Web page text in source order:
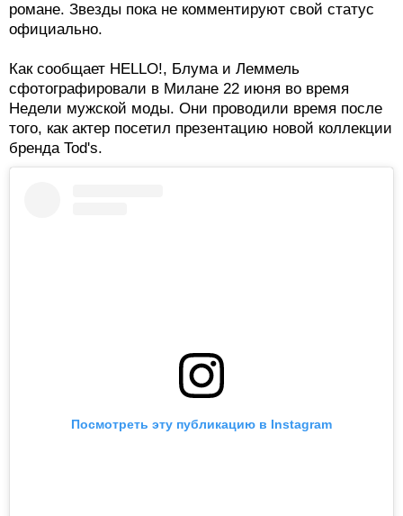
романе. Звезды пока не комментируют свой статус
официально.
Как сообщает HELLO!, Блума и Леммель
сфотографировали в Милане 22 июня во время
Недели мужской моды. Они проводили время после
того, как актер посетил презентацию новой коллекции
бренда Tod's.
Посмотреть эту публикацию в Instagram